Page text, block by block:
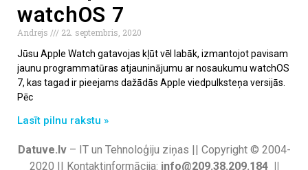
watchOS 7
Andrejs
22. septembris, 2020
Jūsu Apple Watch gatavojas kļūt vēl labāk, izmantojot pavisam
jaunu programmatūras atjauninājumu ar nosaukumu watchOS
7, kas tagad ir pieejams dažādās Apple viedpulksteņa versijās.
Pēc
Lasīt pilnu rakstu »
Datuve.lv– IT un Tehnoloģiju ziņas || Copyright © 2004-
2020 || Kontaktinformācija: info@209.38.209.184 ||